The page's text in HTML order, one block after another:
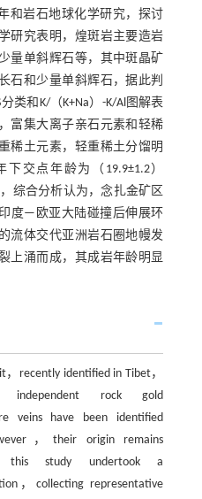
和岩石地球化学研究，探讨
研究表明，煌斑岩主要造岩
量单斜辉石等，其中斑晶矿
石和少量单斜辉石，据此判
类和K/（K+Na）-K/Al图解表
富集大离子亲石元素和轻稀
稀土元素，轻重稀土分馏明
交点年龄为（19.9±1.2）
综合分析认为，念扎金矿区
度—欧亚大陆碰撞后伸展环
流体交代亚洲岩石圈地幔发
上涌而成，其成岩年龄明显
，recently identified in Tibet，
independent rock gold
veins have been identified
，their origin remains
，this study undertook a
，collecting representative